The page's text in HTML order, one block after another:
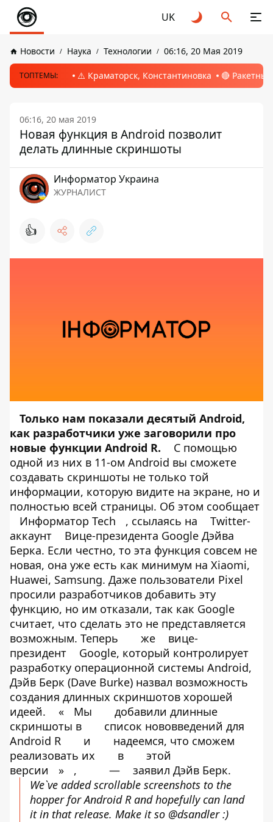
UK
Новости Наука Технологии 06:16, 20 Мая 2019
ТОПТЕМЫ: ⚠️ Краматорск, Константиновка 🔴
06:16, 20 мая 2019
Новая функция в Android позволит
делать длинные скриншоты
Информатор Украина
ЖУРНАЛИСТ
👍
Только нам показали десятый Android,
как разработчики уже заговорили про
новые функции Android R.
С помощью
одной из них в 11-ом Android вы сможете
создавать скриншоты не только той
информации, которую видите на экране, но и
полностью всей страницы. Об этом сообщает
Информатор Tech
, ссылаясь на
Twitter-
аккаунт
Вице-президента Google Дэйва
Берка. Если честно, то эта функция совсем не
новая, она уже есть как минимум на Xiaomi,
Huawei, Samsung. Даже пользователи Pixel
просили разработчиков добавить эту
функцию, но им отказали, так как Google
считает, что сделать это не представляется
возможным. Теперь
же
вице-
президент
Google, который контролирует
разработку операционной системы Android,
Дэйв Берк (Dave Burke) назвал возможность
создания длинных скриншотов хорошей
идеей.
« Мы
добавили длинные
скриншоты в
список нововведений для
Android R
и
надеемся, что сможем
реализовать их
в
этой
версии
» , —
заявил Дэйв Берк.
We`ve added scrollable screenshots to the
hopper for Android R and hopefully can land
it in that release. Make it so @dsandler:)